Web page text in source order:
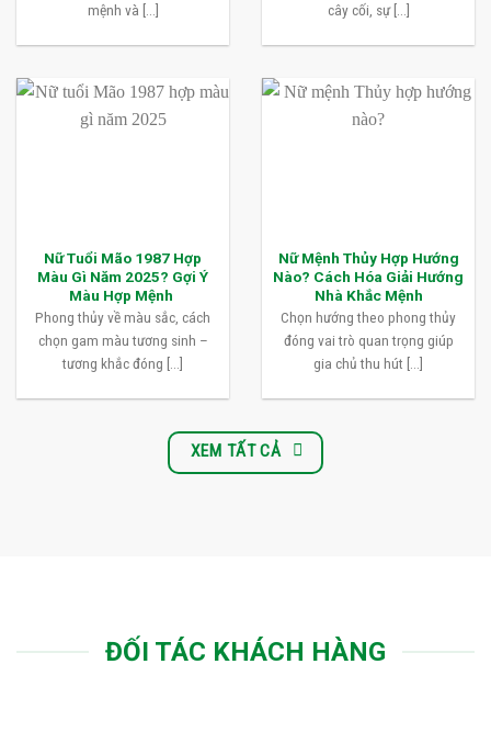
mệnh và [...]
cây cối, sự [...]
Nữ Tuổi Mão 1987 Hợp
Màu Gì Năm 2025? Gợi Ý
Màu Hợp Mệnh
Phong thủy về màu sắc, cách
chọn gam màu tương sinh –
tương khắc đóng [...]
Nữ Mệnh Thủy Hợp Hướng
Nào? Cách Hóa Giải Hướng
Nhà Khắc Mệnh
Chọn hướng theo phong thủy
đóng vai trò quan trọng giúp
gia chủ thu hút [...]
XEM TẤT CẢ
ĐỐI TÁC KHÁCH HÀNG